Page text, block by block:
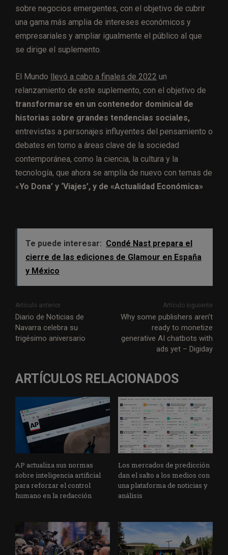
sobre negocios emergentes, con el objetivo de cubrir
una gama más amplia de intereses económicos y
empresariales y ampliar igualmente el público al que
se dirige el suplemento.
El Mundo llevó a cabo a finales de 2022 un
relanzamiento de este suplemento, con el objetivo de
transformarse en un contenedor dominical de
historias sobre grandes tendencias sociales,
entrevistas a personajes influyentes del pensamiento o
debates en torno a áreas clave de la sociedad
contemporánea, como la ciencia, la cultura y la
tecnología, que ahora se amplía de nuevo con temas de
«Yo Dona’ y ‘Viajes’, y de «Actualidad Económica»
Te puede interesar: Condé Nast prepara el
cierre de las ediciones de Glamour en España
y México
Artículo anterior
Diario de Noticias de
Navarra celebra su
trigésimo aniversario
Artículo siguiente
Why some publishers aren’t
ready to monetize
generative AI chatbots with
ads yet – Digiday
ARTÍCULOS RELACIONADOS
AP actualiza sus normas
sobre inteligencia artificial
para reforzar el control
humano en la redacción
Los mercados de predicción
dan el salto a los medios con
una plataforma de noticias y
análisis